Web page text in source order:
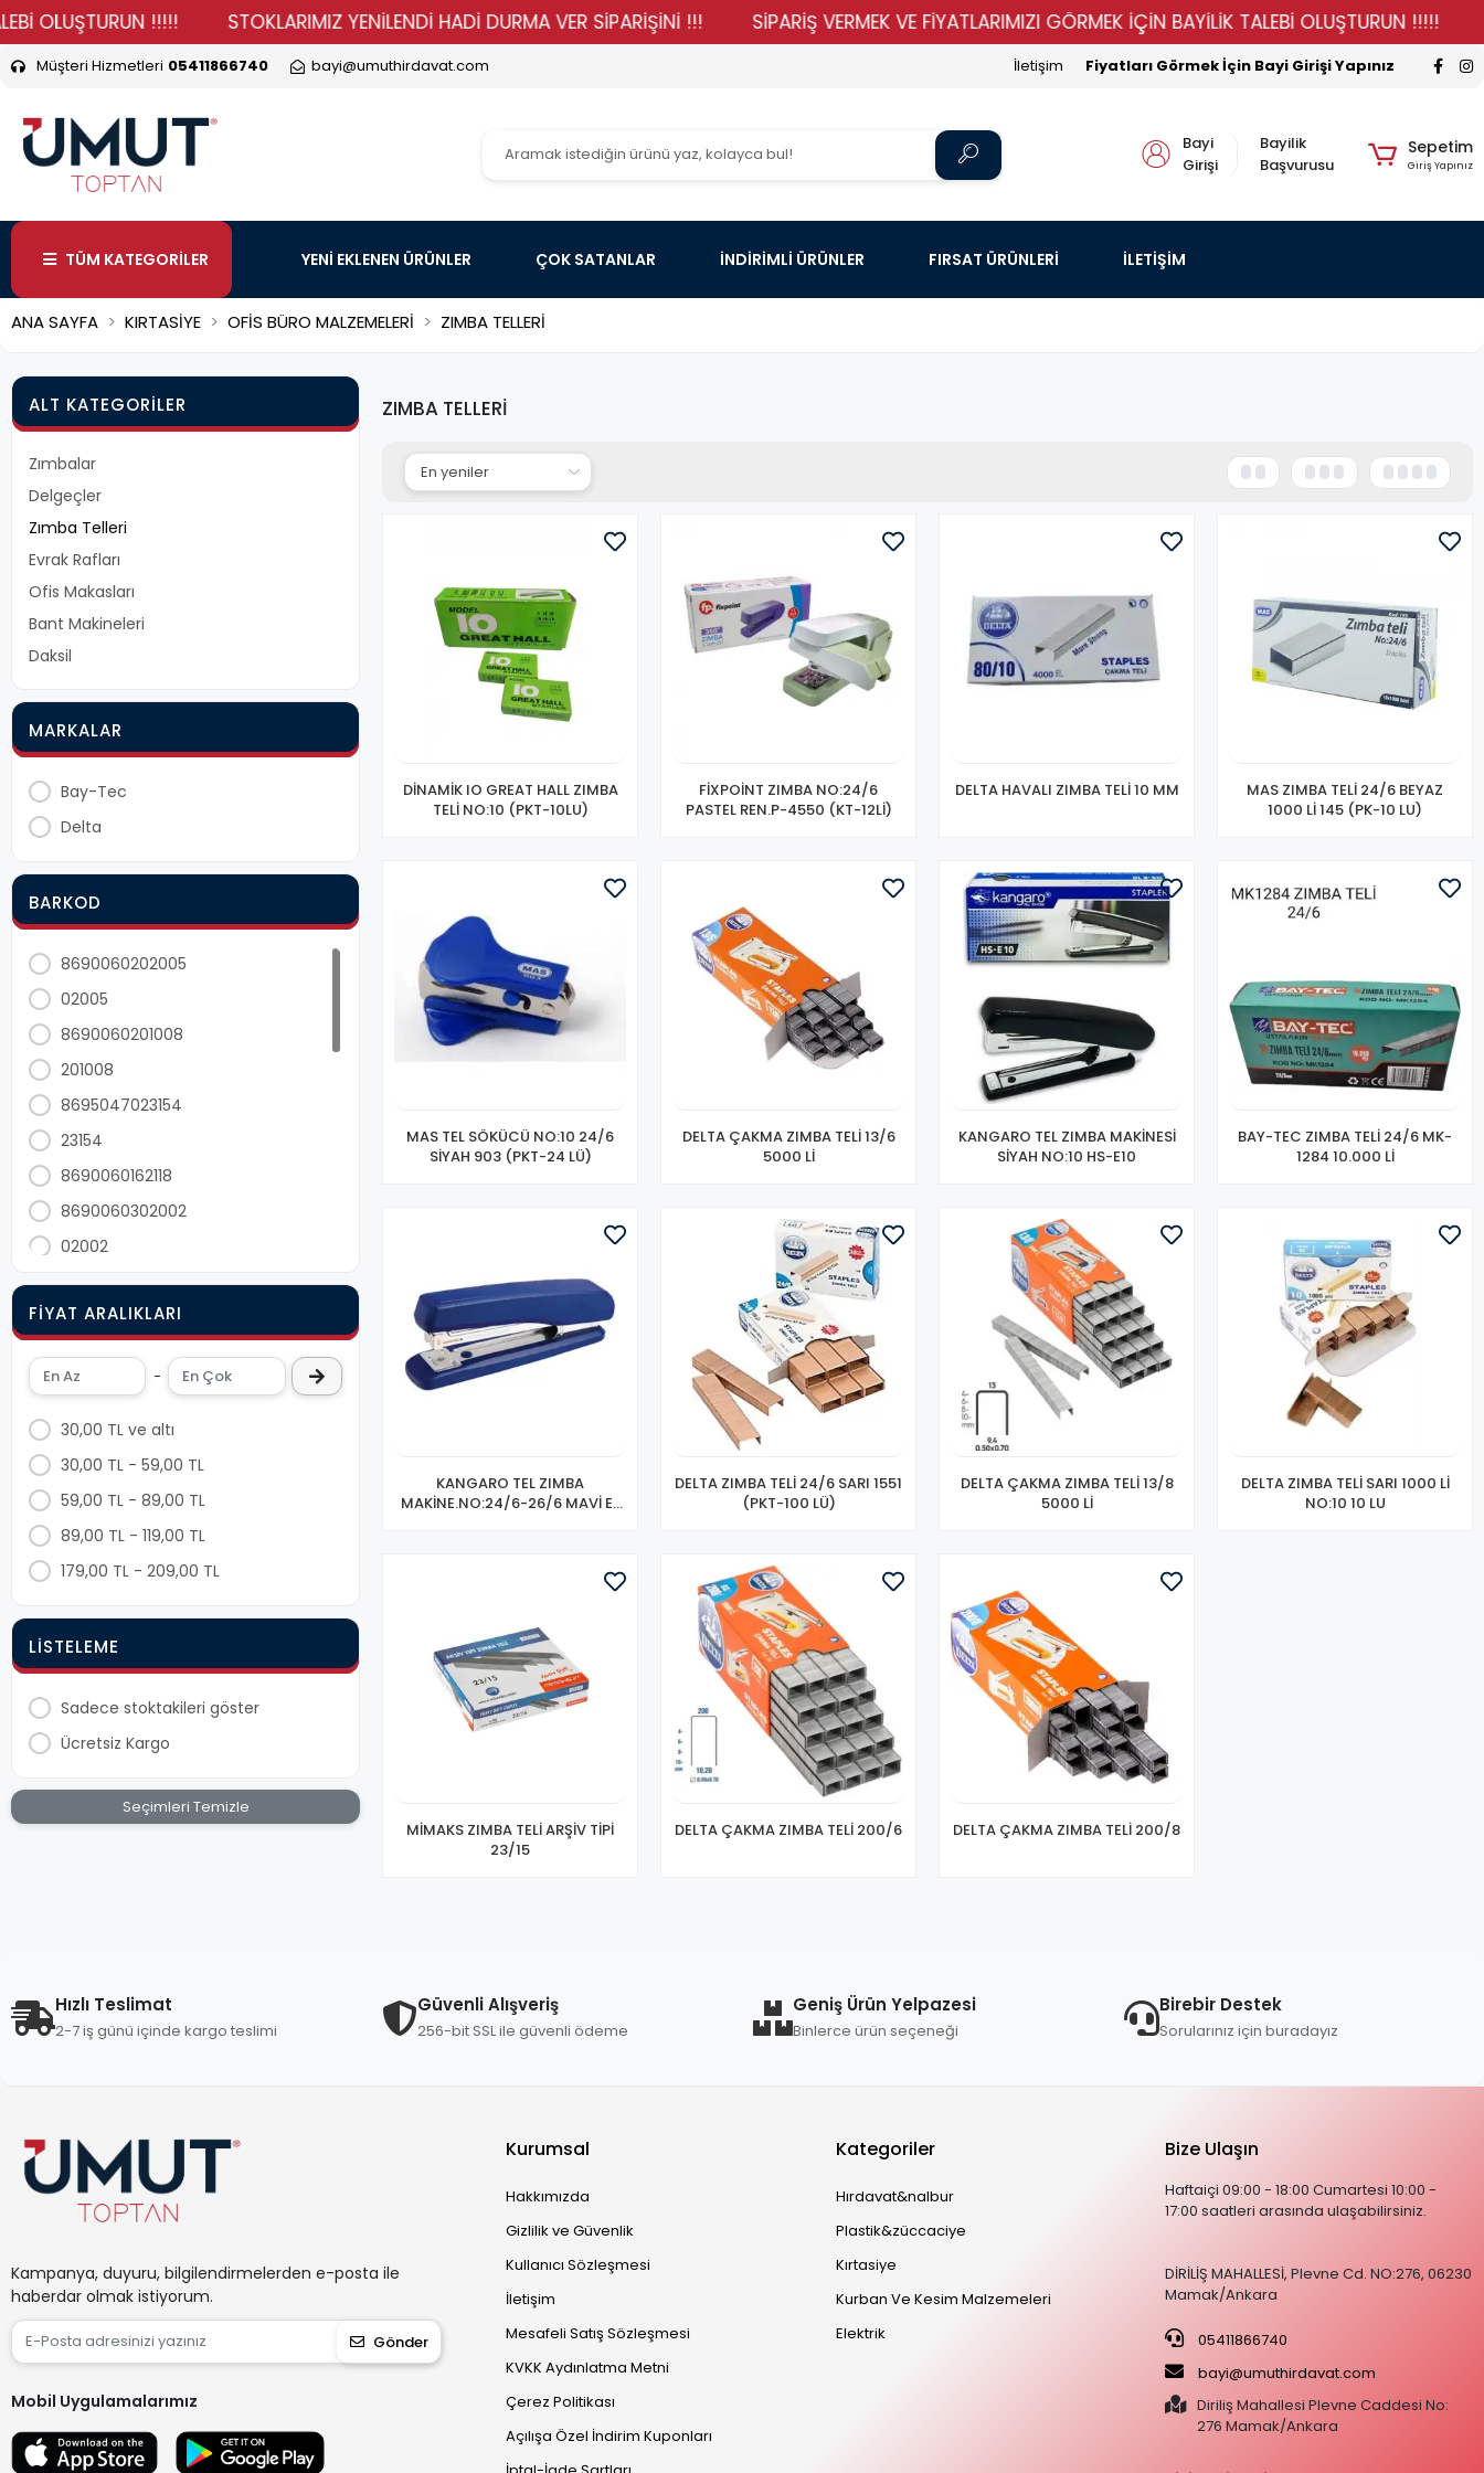
!!!!! STOKLARIMIZ YENİLENDİ HADİ DURMA VER SİPARİŞİNİ !!! SİPARİŞ VERMEK VE FİYATLARIMIZI GÖRMEK İÇİN BAYİLİK TALEBİ OLUŞTURUN !!!!!
Müşteri Hizmetleri 05411866740 bayi@umuthirdavat.com Fiyatları Görmek İçin Bayi Girişi Yapınız
İletişim
Bayi
Girişi
Bayilik
Başvurusu
Sepetim
Giriş Yapınız
TÜM KATEGORİLER YENİ EKLENEN ÜRÜNLER ÇOK SATANLAR İNDİRİMLİ ÜRÜNLER FIRSAT ÜRÜNLERİ İLETİŞİM
ANA SAYFA KIRTASİYE OFİS BÜRO MALZEMELERİ ZIMBA TELLERİ
ALT KATEGORILER
Zımbalar
Delgeçler
Zımba Telleri
Evrak Rafları
Ofis Makasları
Bant Makineleri
Daksil
MARKALAR
Bay-Tec
Delta
BARKOD
8690060202005
02005
8690060201008
201008
8695047023154
23154
8690060162118
8690060302002
02002
8690060155103
8690060155110
8901057301763
8681128539263
8901057304672
8901057306515
8690060301005
01005
8691217090391
8691217014526
8690060212103
8684354624550
FIYAT ARALIKLARI
-
30,00 TL ve altı
30,00 TL - 59,00 TL
59,00 TL - 89,00 TL
89,00 TL - 119,00 TL
179,00 TL - 209,00 TL
LISTELEME
Sadece stoktakileri göster
Ücretsiz Kargo
Seçimleri Temizle
ZIMBA TELLERİ
DİNAMİK IO GREAT HALL ZIMBA
TELİ NO:10 (PKT-10LU)
FİXPOİNT ZIMBA NO:24/6
PASTEL REN.P-4550 (KT-12Lİ)
DELTA HAVALI ZIMBA TELİ 10 MM
MAS ZIMBA TELİ 24/6 BEYAZ
1000 Lİ 145 (PK-10 LU)
MAS TEL SÖKÜCÜ NO:10 24/6
SİYAH 903 (PKT-24 LÜ)
DELTA ÇAKMA ZIMBA TELİ 13/6
5000 Lİ
KANGARO TEL ZIMBA MAKİNESİ
SİYAH NO:10 HS-E10
BAY-TEC ZIMBA TELİ 24/6 MK-
1284 10.000 Lİ
KANGARO TEL ZIMBA
MAKİNE.NO:24/6-26/6 MAVİ E-
DELTA ZIMBA TELİ 24/6 SARI 1551
(PKT-100 LÜ)
DELTA ÇAKMA ZIMBA TELİ 13/8
5000 Lİ
DELTA ZIMBA TELİ SARI 1000 Lİ
NO:10 10 LU
MİMAKS ZIMBA TELİ ARŞİV TİPİ
23/15
DELTA ÇAKMA ZIMBA TELİ 200/6 DELTA ÇAKMA ZIMBA TELİ 200/8
Hızlı Teslimat
2-7 iş günü içinde kargo teslimi
Güvenli Alışveriş
256-bit SSL ile güvenli ödeme
Geniş Ürün Yelpazesi
Binlerce ürün seçeneği
Birebir Destek
Sorularınız için buradayız
Kampanya, duyuru, bilgilendirmelerden e-posta ile
haberdar olmak istiyorum.
Gönder
Mobil Uygulamalarımız
Kurumsal
Hakkımızda
Gizlilik ve Güvenlik
Kullanıcı Sözleşmesi
İletişim
Mesafeli Satış Sözleşmesi
KVKK Aydınlatma Metni
Çerez Politikası
Açılışa Özel İndirim Kuponları
Kategoriler
Hırdavat&nalbur
Plastik&züccaciye
Kırtasiye
Kurban Ve Kesim Malzemeleri
Elektrik
Bize Ulaşın
Haftaiçi 09:00 - 18:00 Cumartesi 10:00 -
17:00 saatleri arasında ulaşabilirsiniz.
DİRİLİŞ MAHALLESİ, Plevne Cd. NO:276, 06230
Mamak/Ankara
05411866740
bayi@umuthirdavat.com
Diriliş Mahallesi Plevne Caddesi No:
276 Mamak/Ankara